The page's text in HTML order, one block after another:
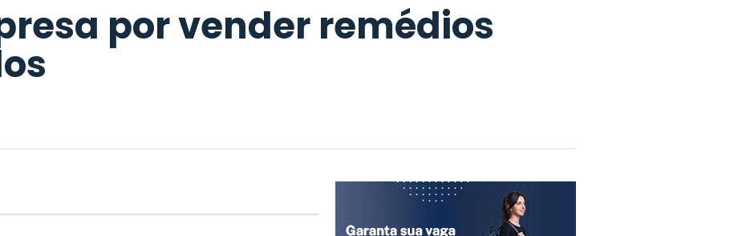
por vender remédios